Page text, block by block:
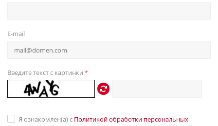
E-mail
Введите текст с картинки *
Я ознакомлен(а) с Политикой обработки персональных